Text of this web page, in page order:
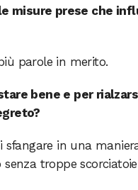
misure prese che
parole in merito.
bene e per
sfangare in una
troppe